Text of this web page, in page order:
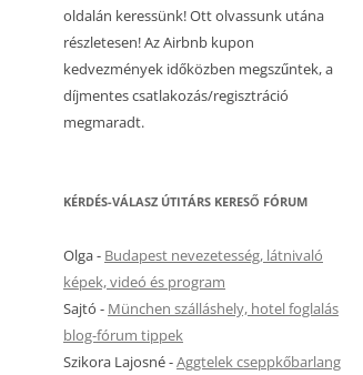
oldalán keressünk! Ott olvassunk utána
részletesen! Az Airbnb kupon
kedvezmények időközben megszűntek, a
díjmentes csatlakozás/regisztráció
megmaradt.
KÉRDÉS-VÁLASZ ÚTITÁRS KERESŐ FÓRUM
Olga- Budapest nevezetesség, látnivaló
képek, videó és program
Sajtó - München szálláshely, hotel foglalás
blog-fórum tippek
Szikora Lajosné-Aggtelek cseppkőbarlang